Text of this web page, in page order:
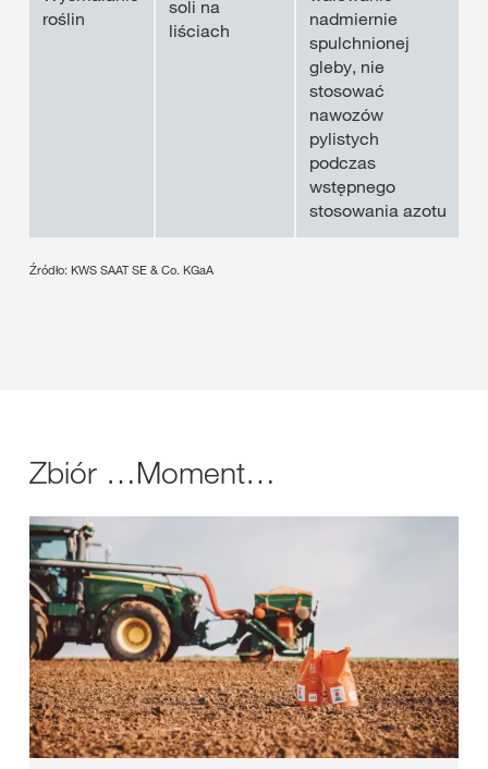
roślin
soli na
liściach
nadmiernie
spulchnionej
gleby, nie
stosować
nawozów
pylistych
podczas
wstępnego
stosowania azotu
Źródło: KWS SAAT SE & Co. KGaA
Zbiór …Moment…